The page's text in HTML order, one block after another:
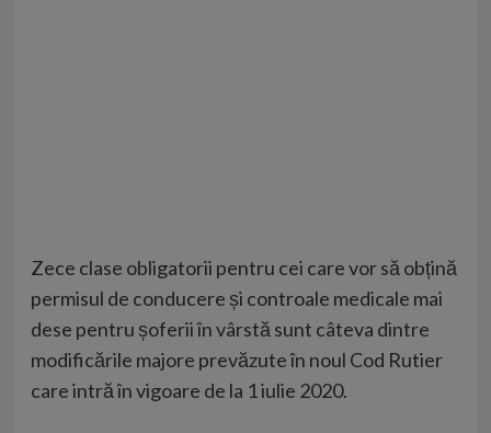
Zece clase obligatorii pentru cei care vor să obțină
permisul de conducere și controale medicale mai
dese pentru șoferii în vârstă sunt câteva dintre
modificările majore prevăzute în noul Cod Rutier
care intră în vigoare de la 1 iulie 2020.